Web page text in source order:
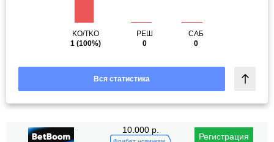
KO/TKO
1 (100%)
РЕШ
0
САБ
0
Вся статистика
10.000 р.
Регистрация